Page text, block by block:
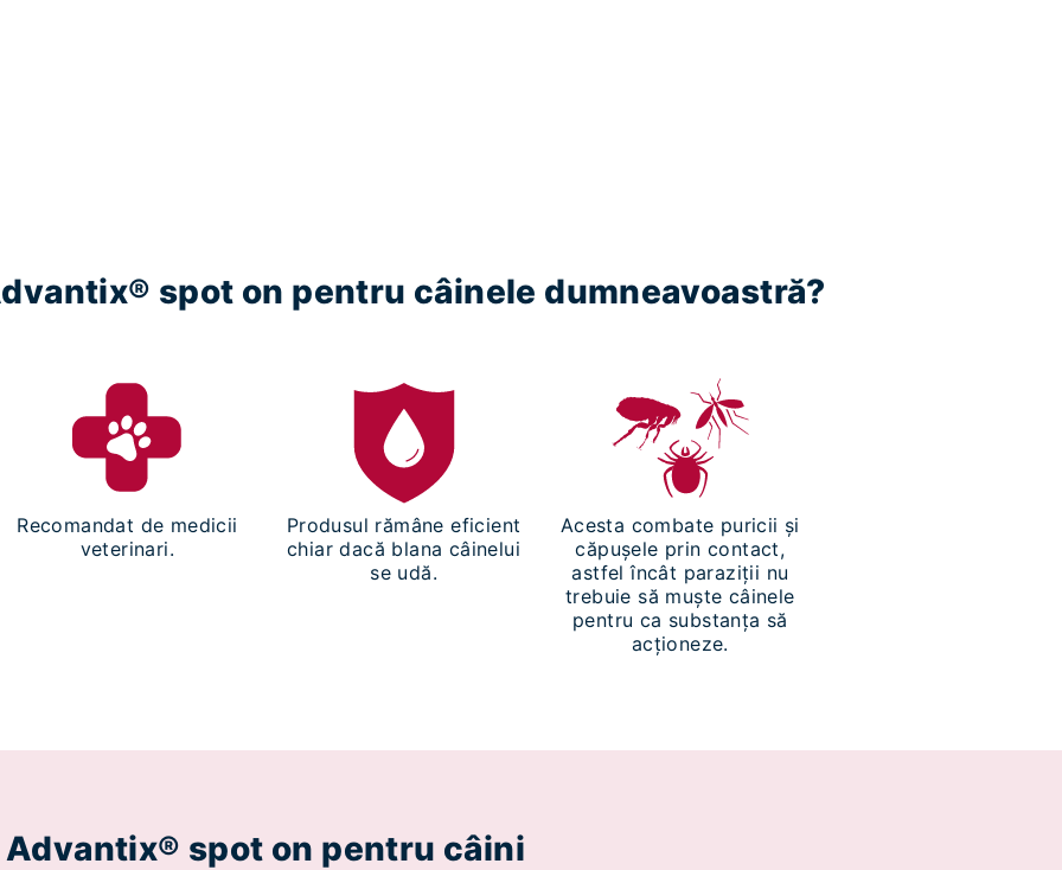
spot on pentru câinele dumneavoastră?
Recomandat de medicii
veterinari.
Produsul rămâne eficient
chiar dacă blana câinelui
se udă.
Acesta combate puricii și
căpușele prin contact,
astfel încât paraziții nu
trebuie să muște câinele
pentru ca substanța să
acționeze.
Advantix® spot on pentru câini